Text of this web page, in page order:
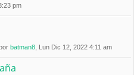
pm
batman8 , Lun Dic 12, 2022 4:11 am